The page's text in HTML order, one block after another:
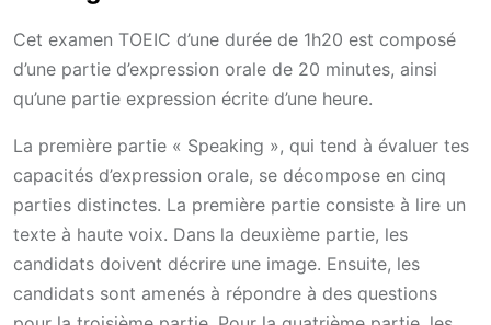
Cet examen TOEIC d’une durée de 1h20 est composé
d’une partie d’expression orale de 20 minutes, ainsi
qu’une partie expression écrite d’une heure.
La première partie « Speaking », qui tend à évaluer tes
capacités d’expression orale, se décompose en cinq
parties distinctes. La première partie consiste à lire un
texte à haute voix. Dans la deuxième partie, les
candidats doivent décrire une image. Ensuite, les
candidats sont amenés à répondre à des questions